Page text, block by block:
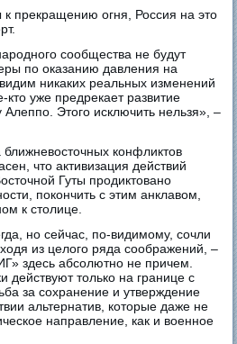
прекращению огня, Россия на это
сообщества не будут
по оказанию давления на
никаких реальных изменений
уже предрекает развитие
Алеппо. Этого исключить нельзя», –
конфликтов
что активизация действий
Гуты продиктовано
покончить с этим анклавом,
к столице.
но сейчас, по-видимому, сочли
из целого ряда соображений, –
здесь абсолютно не причем.
действуют только на границе с
за сохранение и утверждение
альтернатив, которые даже не
направление, как и военное